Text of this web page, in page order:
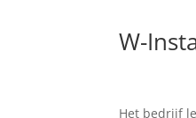
W-
Het bedrijf